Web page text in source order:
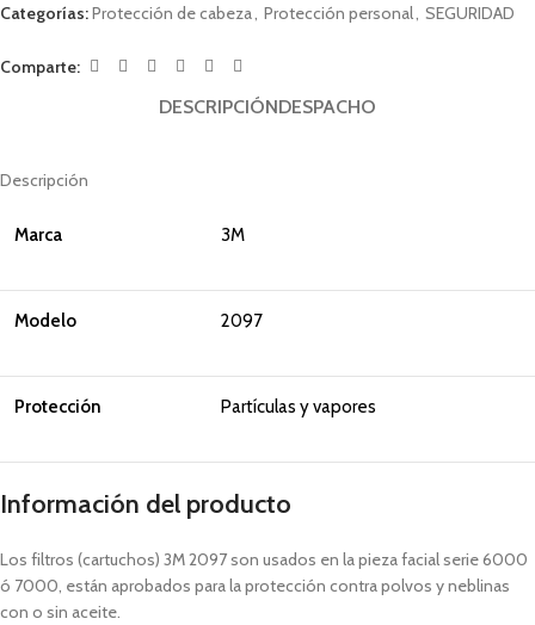
Categorías:Protección de cabeza, Protección personal, SEGURIDAD
Comparte:
DESCRIPCIÓNDESPACHO
Descripción
Marca 3M
Modelo 2097
Protección Partículas y vapores
Información del producto
Los filtros (cartuchos) 3M 2097 son usados en la pieza facial serie 6000
ó 7000, están aprobados para la protección contra polvos y neblinas
con o sin aceite.